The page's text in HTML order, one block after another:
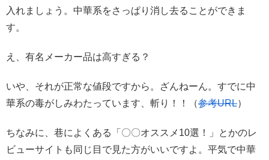
入れましょう。中華系をさっぱり消し去ることができま
す。
え、有名メーカー品は高すぎる？
いや、それが正常な値段ですから。ざんねーん。すでに中
華系の毒がしみわたっています、斬り！！（参考URL）
ちなみに、巷によくある「〇〇オススメ10選！」とかのレ
ビューサイトも同じ目で見た方がいいですよ。平気で中華